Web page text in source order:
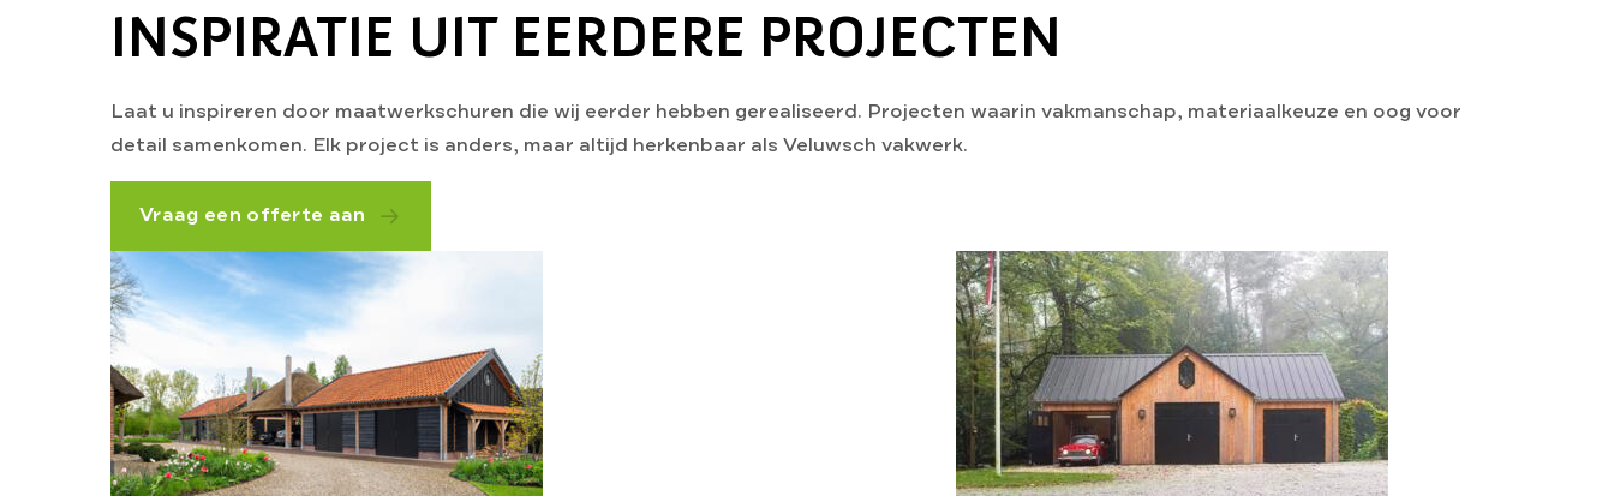
INSPIRATIE UIT EERDERE PROJECTEN
Laat u inspireren door maatwerkschuren die wij eerder hebben gerealiseerd. Projecten waarin vakmanschap, materiaalkeuze en oog voor
detail samenkomen. Elk project is anders, maar altijd herkenbaar als Veluwsch vakwerk.
Vraag een offerte aan